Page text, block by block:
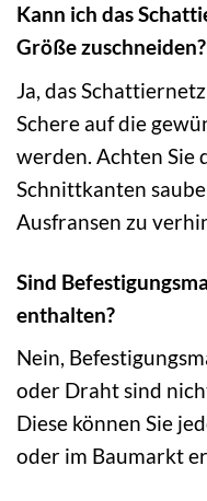
Kann ich das
Größe zuschneiden?
Ja, das
Schere auf die
werden. Achten Sie
Schnittkanten
Ausfransen zu
Sind
enthalten?
Nein,
oder Draht sind
Diese können Sie
oder im Baumarkt